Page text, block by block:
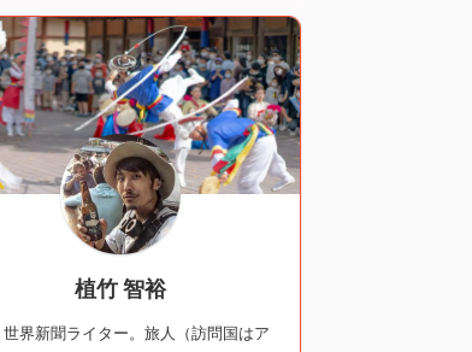
植竹 智裕
世界新聞ライター。旅人（訪問国はア